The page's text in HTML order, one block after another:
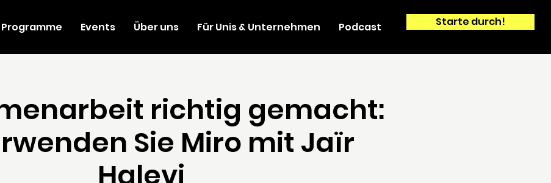
Programme Events Über uns Für Unis & Unternehmen Podcast Starte durch!
richtig gemacht:
Sie Miro mit Jaïr